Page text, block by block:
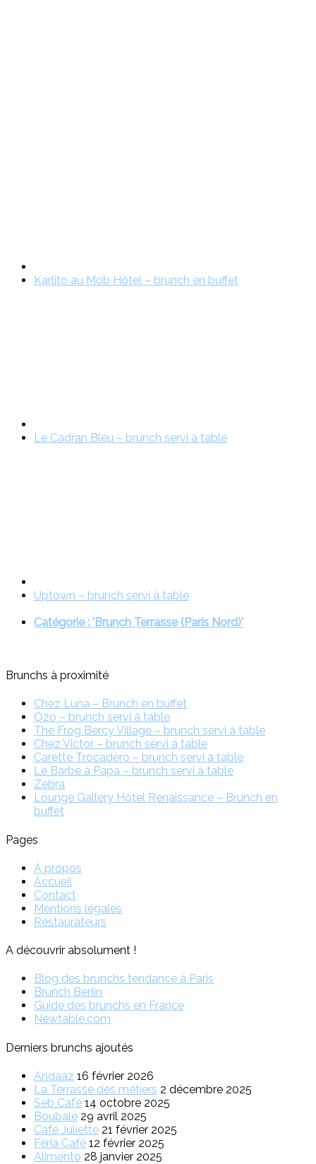
Karlito au Mob Hôtel – brunch en buffet
Le Cadran Bleu – brunch servi à table
Uptown – brunch servi à table
Catégorie : 'Brunch Terrasse (Paris Nord)'
Brunchs à proximité
Chez Luna – Brunch en buffet
Ozo – brunch servi à table
The Frog Bercy Village – brunch servi à table
Chez Victor – brunch servi à table
Carette Trocadéro – brunch servi à table
Le Barbe à Papa – brunch servi à table
Zebra
Lounge Gallery Hôtel Renaissance – Brunch en
buffet
Pages
À propos
Accueil
Contact
Mentions légales
Restaurateurs
A découvrir absolument !
Blog des brunchs tendance à Paris
Brunch Berlin
Guide des brunchs en France
Newtable.com
Derniers brunchs ajoutés
Andaaz 16 février 2026
La Terrasse des métiers 2 décembre 2025
Seb Café 14 octobre 2025
Boubalé 29 avril 2025
Café Juliette 21 février 2025
Féria Café 12 février 2025
Alimento 28 janvier 2025